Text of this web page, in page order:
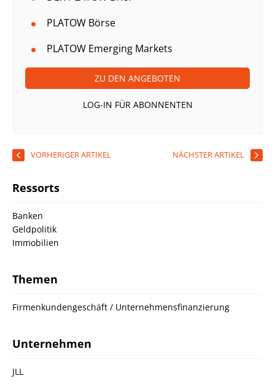
PLATOW Börse
PLATOW Emerging Markets
ZU DEN ANGEBOTEN
LOG-IN FÜR ABONNENTEN
VORHERIGER ARTIKEL NÄCHSTER ARTIKEL
Ressorts
Banken
Geldpolitik
Immobilien
Themen
Firmenkundengeschäft / Unternehmensfinanzierung
Unternehmen
JLL